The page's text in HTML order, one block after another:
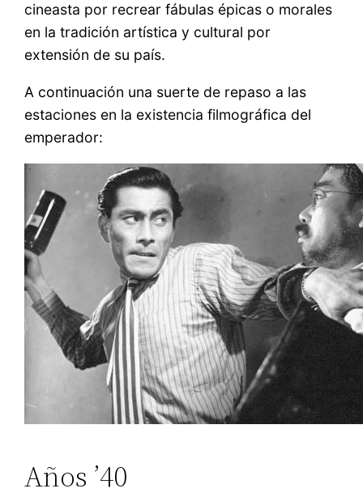
cineasta por recrear fábulas épicas o morales
en la tradición artística y cultural por
extensión de su país.
A continuación una suerte de repaso a las
estaciones en la existencia filmográfica del
emperador:
Años ’40